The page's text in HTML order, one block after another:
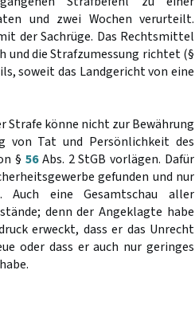
und zwei Wochen verurteilt.
der Sachrüge. Das Rechtsmittel
und die Strafzumessung richtet (§
soweit das Landgericht von eine
Strafe könne nicht zur Bewährung
von Tat und Persönlichkeit des
§ 56Abs. 2 StGB vorlägen. Dafür
gefunden und nur
eine Gesamtschau aller
denn der Angeklagte habe
erweckt, dass er das Unrecht
oder dass er auch nur geringes